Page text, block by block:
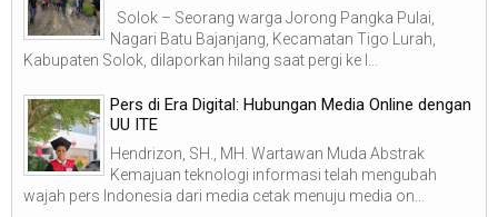
Solok – Seorang warga Jorong Pangka Pulai,
Nagari Batu Bajanjang, Kecamatan Tigo Lurah,
Kabupaten Solok, dilaporkan hilang saat pergi ke l...
Pers di Era Digital: Hubungan Media Online dengan
UU ITE
Hendrizon, SH., MH. Wartawan Muda Abstrak
Kemajuan teknologi informasi telah mengubah
wajah pers Indonesia dari media cetak menuju media on...